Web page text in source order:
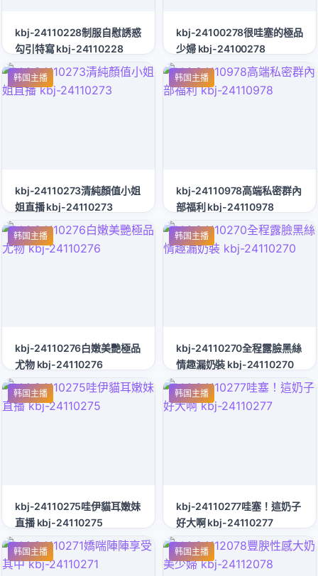
kbj-24110228制服自慰誘惑
勾引特寫 kbj-24110228
kbj-24100278很哇塞的極品
少婦 kbj-24100278
韩国主播
kbj-24110273清純顏值小姐
姐直播 kbj-24110273
韩国主播
kbj-24110978高端私密群內
部福利 kbj-24110978
韩国主播
kbj-24110276白嫩美艷極品
尤物 kbj-24110276
韩国主播
kbj-24110270全程露臉黑絲
情趣漏奶裝 kbj-24110270
韩国主播
kbj-24110275哇伊貓耳嫩妹
直播 kbj-24110275
韩国主播
kbj-24110277哇塞！這奶子
好大啊 kbj-24110277
韩国主播 韩国主播